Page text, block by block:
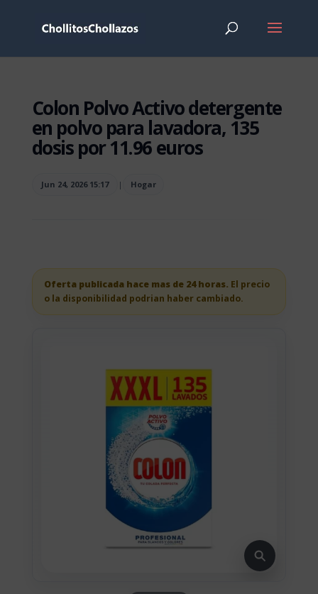
Colon Polvo Activo detergente
en polvo para lavadora, 135
dosis por 11.96 euros
Jun 24, 2026 15:17 | Hogar
Oferta publicada hace mas de 24 horas. El precio
o la disponibilidad podrian haber cambiado.